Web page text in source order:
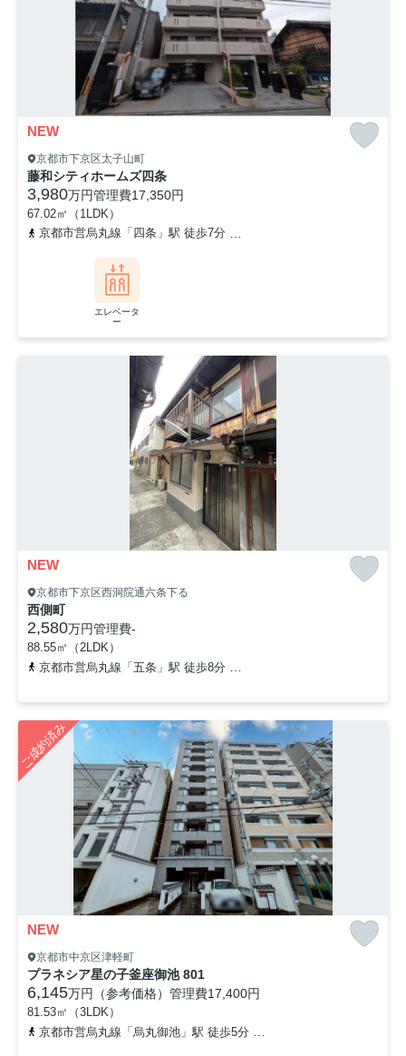
NEW
京都市下京区太子山町
藤和シティホームズ四条
3,980万円管理費17,350円
67.02㎡（1LDK）
京都市営烏丸線「四条」駅 徒歩7分
エレベータ
ー
NEW
京都市下京区西洞院通六条下る
西側町
2,580万円管理費-
88.55㎡（2LDK）
京都市営烏丸線「五条」駅 徒歩8分
ご成約済み
NEW
京都市中京区津軽町
プラネシア星の子釜座御池 801
6,145万円（参考価格） 管理費17,400円
81.53㎡（3LDK）
京都市営烏丸線「烏丸御池」駅 徒歩5分